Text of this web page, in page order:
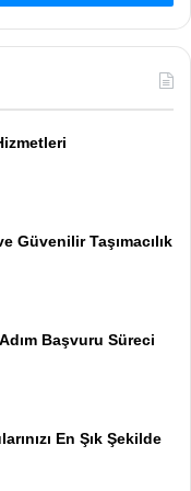
Güvenilir Taşımacılık
Adım Başvuru Süreci
En Şık Şekilde